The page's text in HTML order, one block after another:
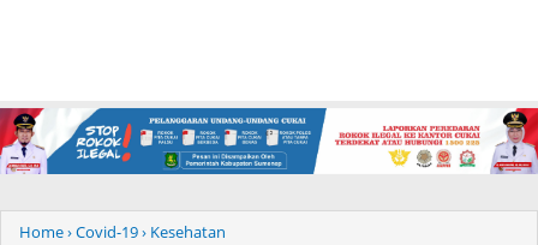
Home› Covid-19› Kesehatan